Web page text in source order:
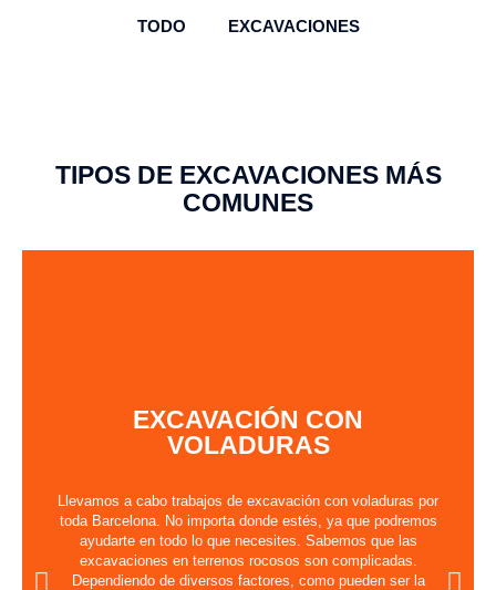
TODO EXCAVACIONES
TIPOS DE EXCAVACIONES MÁS
COMUNES
EXCAVACIÓN CON
VOLADURAS
Llevamos a cabo trabajos de excavación con voladuras por
toda Barcelona. No importa donde estés, ya que podremos
ayudarte en todo lo que necesites. Sabemos que las
excavaciones en terrenos rocosos son complicadas.
Dependiendo de diversos factores, como pueden ser la